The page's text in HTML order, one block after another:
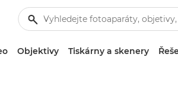
Objektivy Tiskárny a skenery